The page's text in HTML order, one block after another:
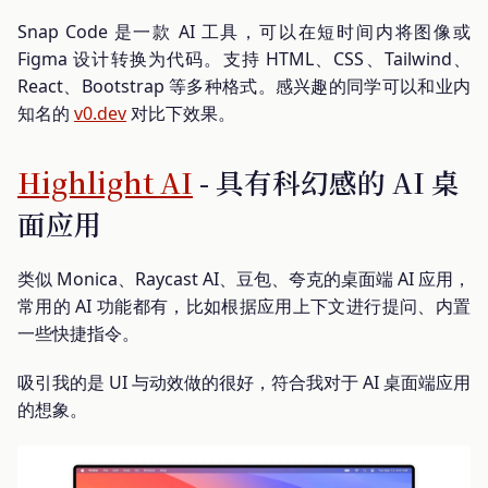
Snap Code 是一款 AI 工具，可以在短时间内将图像或
Figma 设计转换为代码。支持 HTML、CSS、Tailwind、
React、Bootstrap 等多种格式。感兴趣的同学可以和业内
知名的 v0.dev对比下效果。
Highlight AI - 具有科幻感的 AI 桌
面应用
类似 Monica、Raycast AI、豆包、夸克的桌面端 AI 应用，
常用的 AI 功能都有，比如根据应用上下文进行提问、内置
一些快捷指令。
吸引我的是 UI 与动效做的很好，符合我对于 AI 桌面端应用
的想象。